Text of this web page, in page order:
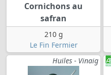
Cornichons au
safran
210 g
Le Fin Fermier
Huiles - Vinaig